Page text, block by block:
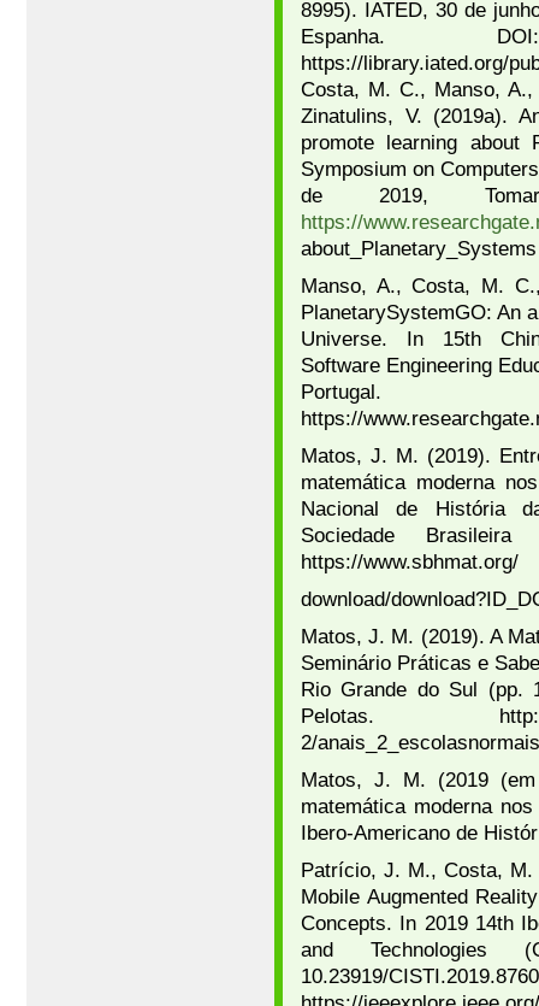
8995). IATED, 30 de
Espanha. DOI:
https://library.iated.org/
Costa, M. C., Manso,
Zinatulins, V. (2019a).
promote learning about
Symposium on
de 2019,
https://
about_Planetary_Systems
Manso, A., Costa, M.
PlanetarySystemGO: An
Universe. In 15th
Software Engineering
https://
Matos, J. M. (2019).
matemática moderna
Nacional de História
Sociedade
https://www.sbhmat.org/
download/
Matos, J. M. (2019). A
Seminário Práticas e
Rio Grande do Sul (pp.
Pelotas. http://
2/
Matos, J. M. (2019
matemática moderna
Ibero-Americano de
Patrício, J. M., Costa, M.
Mobile Augmented
Concepts. In 2019 14th
and
10.23919/